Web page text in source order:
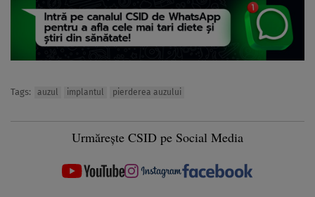
Tags: auzul implantul pierderea auzului
Urmărește CSID pe Social Media